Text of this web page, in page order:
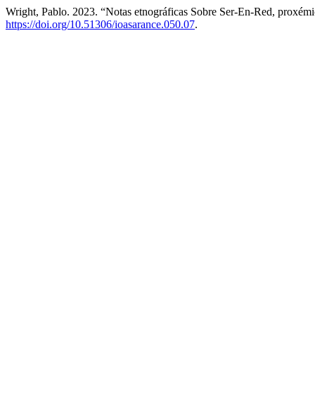
Wright, Pablo. 2023. “Notas etnográficas Sobre Ser-En-Red,
https://doi.org/10.51306/ioasarance.050.07.